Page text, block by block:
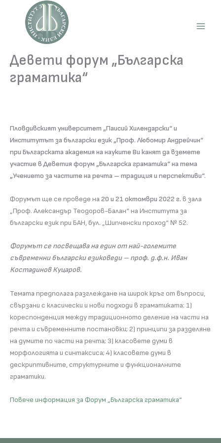
content
Девети форум „Българска
граматика“
Пловдивският университет „Паисий Хилендарски“ и
Институтът за български език „Проф. Любомир Андрейчин“
при Българската академия на науките Ви канят да вземете
участие в Деветия форум „Българска граматика“ на тема
„Учението за частите на речта – традиция и перспективи“.
Форумът ще се проведе на 20 и 21 октомври 2022 г. в зала
„Проф. Александър Теодоров-Балан“ на Института за
български език при БАН, бул. „Шипченски проход“ № 52.
Форумът се посвещава на един от най-големите
съвременни български езиковеди – проф. д.ф.н. Иван
Костадинов Куцаров.
Темата предполага разглеждане на широк кръг от въпроси,
свързани с класически и нови подходи в граматиката: 1)
кореспонденция между традиционното деление на части на
речта и съвременните постановки; 2) принципи за разделяне
на думите по части на речта; 3) класовете думи в
морфологията и синтаксиса; 4) класовете думи в
дескриптивните, структурните и функционалните
граматики.
Повече информация за Форум „Българска граматика“